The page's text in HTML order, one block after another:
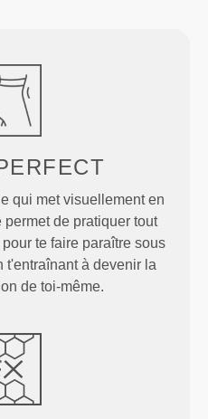
qui met visuellement en
de pratiquer tout
te faire paraître sous
t'entraînant à devenir la
de toi-même.